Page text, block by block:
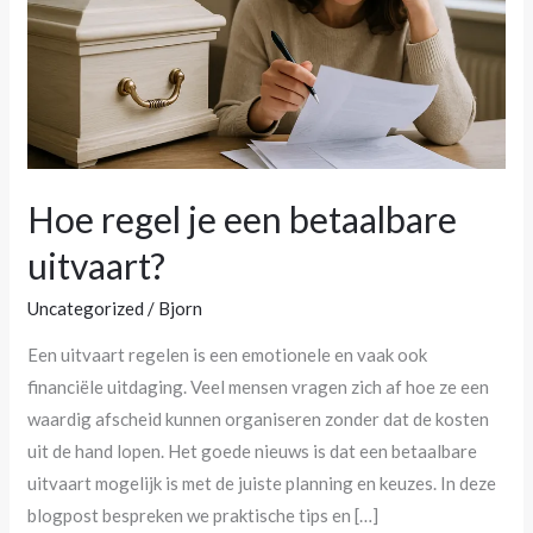
Hoe regel je een betaalbare
uitvaart?
Uncategorized / Bjorn
Een uitvaart regelen is een emotionele en vaak ook
financiële uitdaging. Veel mensen vragen zich af hoe ze een
waardig afscheid kunnen organiseren zonder dat de kosten
uit de hand lopen. Het goede nieuws is dat een betaalbare
uitvaart mogelijk is met de juiste planning en keuzes. In deze
blogpost bespreken we praktische tips en […]
uitvaart?